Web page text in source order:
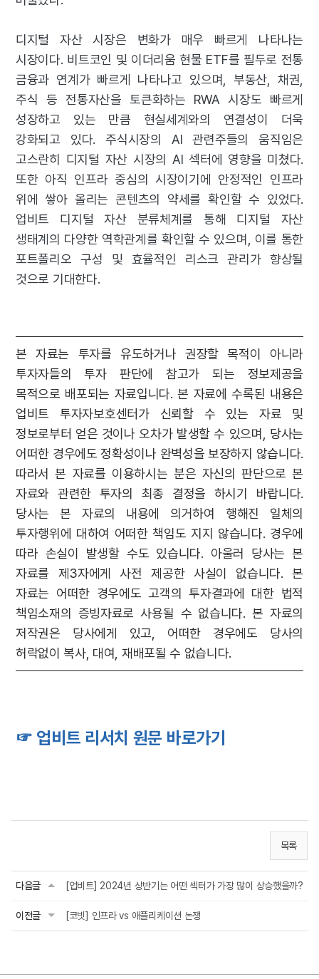
디지털 자산 시장은 변화가 매우 빠르게 나타나는
시장이다. 비트코인 및 이더리움 현물 ETF를 필두로 전통
금융과 연계가 빠르게 나타나고 있으며, 부동산, 채권,
주식 등 전통자산을 토큰화하는 RWA 시장도 빠르게
성장하고 있는 만큼 현실세계와의 연결성이 더욱
강화되고 있다. 주식시장의 AI 관련주들의 움직임은
고스란히 디지털 자산 시장의 AI 섹터에 영향을 미쳤다.
또한 아직 인프라 중심의 시장이기에 안정적인 인프라
위에 쌓아 올리는 콘텐츠의 약세를 확인할 수 있었다.
업비트 디지털 자산 분류체계를 통해 디지털 자산
생태계의 다양한 역학관계를 확인할 수 있으며, 이를 통한
포트폴리오 구성 및 효율적인 리스크 관리가 향상될
것으로 기대한다.
본 자료는 투자를 유도하거나 권장할 목적이 아니라
투자자들의 투자 판단에 참고가 되는 정보제공을
목적으로 배포되는 자료입니다. 본 자료에 수록된 내용은
업비트 투자자보호센터가 신뢰할 수 있는 자료 및
정보로부터 얻은 것이나 오차가 발생할 수 있으며, 당사는
어떠한 경우에도 정확성이나 완벽성을 보장하지 않습니다.
따라서 본 자료를 이용하시는 분은 자신의 판단으로 본
자료와 관련한 투자의 최종 결정을 하시기 바랍니다.
당사는 본 자료의 내용에 의거하여 행해진 일체의
투자행위에 대하여 어떠한 책임도 지지 않습니다. 경우에
따라 손실이 발생할 수도 있습니다. 아울러 당사는 본
자료를 제3자에게 사전 제공한 사실이 없습니다. 본
자료는 어떠한 경우에도 고객의 투자결과에 대한 법적
책임소재의 증빙자료로 사용될 수 없습니다. 본 자료의
저작권은 당사에게 있고, 어떠한 경우에도 당사의
허락없이 복사, 대여, 재배포될 수 없습니다.
☞ 업비트 리서치 원문 바로가기
목록
다음글 [업비트] 2024년 상반기는 어떤 섹터가 가장 많이 상승했을까?
이전글 [코빗] 인프라 vs 애플리케이션 논쟁